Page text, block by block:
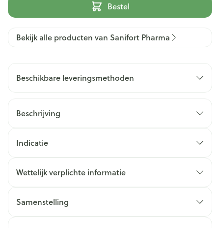
Bestel
Bekijk alle producten van Sanifort Pharma
Beschikbare leveringsmethoden
Beschrijving
Indicatie
Wettelijk verplichte informatie
Samenstelling